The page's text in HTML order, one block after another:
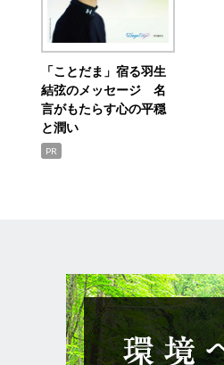
「ことだま」宿る羽生
結弦のメッセージ 名
言がもたらす心の平穏
と潤い
PR